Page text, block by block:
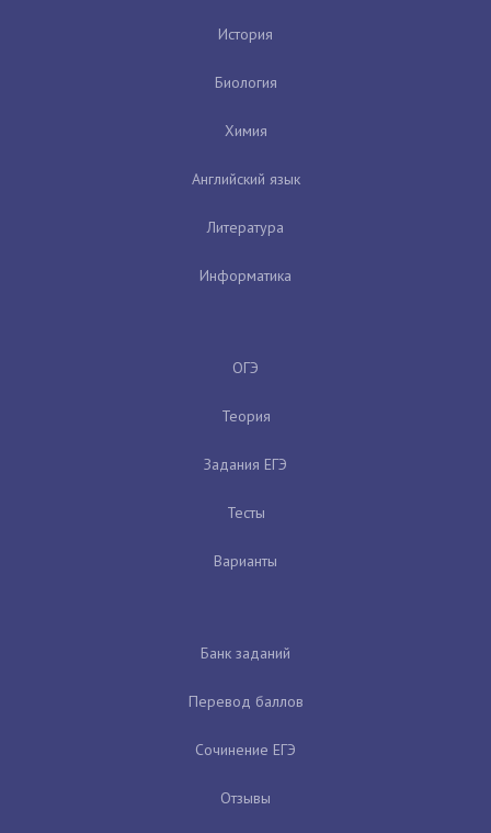
История
Биология
Химия
Английский язык
Литература
Информатика
ОГЭ
Теория
Задания ЕГЭ
Тесты
Варианты
Банк заданий
Перевод баллов
Сочинение ЕГЭ
Отзывы